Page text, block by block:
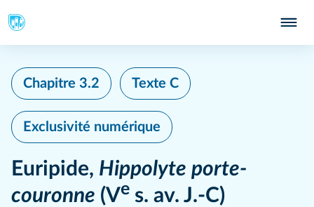
Chapitre 3.2 Texte C
Exclusivité numérique
Euripide, Hippolyte porte-
couronne (Ve s. av. J.-C)